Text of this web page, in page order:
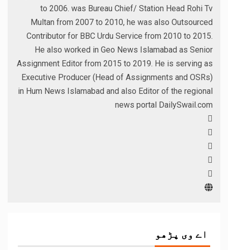
to 2006. was Bureau Chief/ Station Head Rohi Tv
Multan from 2007 to 2010, he was also Outsourced
Contributor for BBC Urdu Service from 2010 to 2015.
He also worked in Geo News Islamabad as Senior
Assignment Editor from 2015 to 2019. He is serving as
Executive Producer (Head of Assignments and OSRs)
in Hum News Islamabad and also Editor of the regional
news portal DailySwail.com
اے وی پڑھو